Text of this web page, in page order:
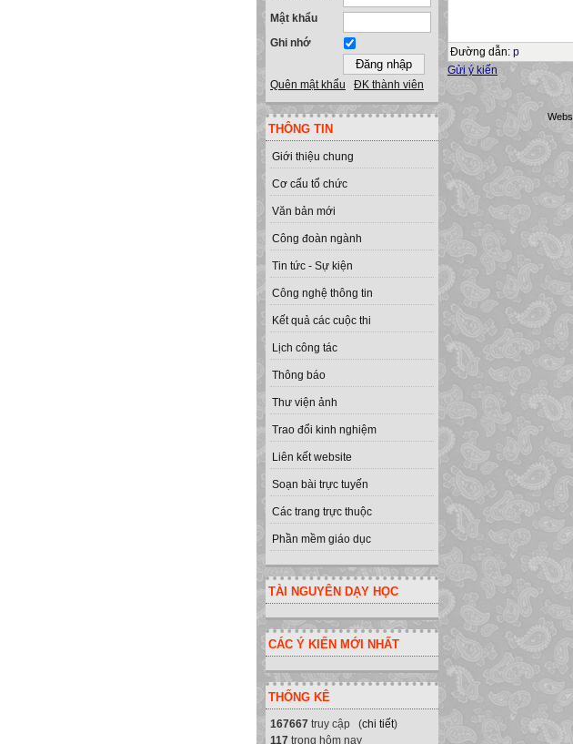
Mật khẩu
Ghi nhớ
Quên mật khẩu ĐK thành viên
THÔNG TIN
Giới thiệu chung
Cơ cấu tổ chức
Văn bản mới
Công đoàn ngành
Tin tức - Sự kiện
Công nghệ thông tin
Kết quả các cuộc thi
Lịch công tác
Thông báo
Thư viện ảnh
Trao đổi kinh nghiệm
Liên kết website
Soạn bài trực tuyến
Các trang trực thuộc
Phần mềm giáo dục
TÀI NGUYÊN DẠY HỌC
CÁC Ý KIẾN MỚI NHẤT
THỐNG KÊ
167667 truy cập (chi tiết)
117 trong hôm nay
Đường dẫn: p
Gửi ý kiến